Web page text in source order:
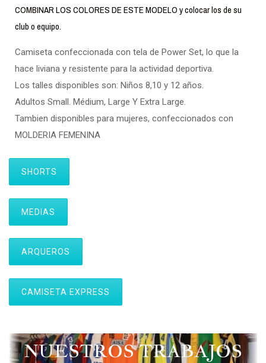
COMBINAR LOS COLORES DE ESTE MODELO y colocar los de su
club o equipo.
Camiseta confeccionada con tela de Power Set, lo que la
hace liviana y resistente para la actividad deportiva.
Los talles disponibles son: Niños 8,10 y 12 años.
Adultos Small. Médium, Large Y Extra Large.
Tambien disponibles para mujeres, confeccionados con
MOLDERIA FEMENINA
SHORTS
MEDIAS
ARQUEROS
CAMISETA EXPRESS
NUESTROS TRABAJOS